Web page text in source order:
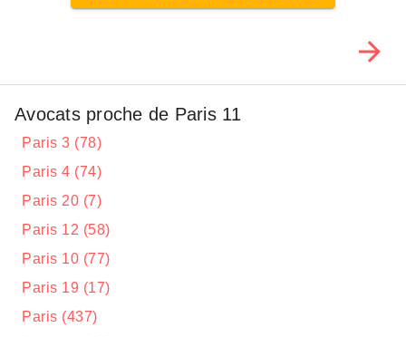
Avocats proche de Paris 11
Paris 3 (78)
Paris 4 (74)
Paris 20 (7)
Paris 12 (58)
Paris 10 (77)
Paris 19 (17)
Paris (437)